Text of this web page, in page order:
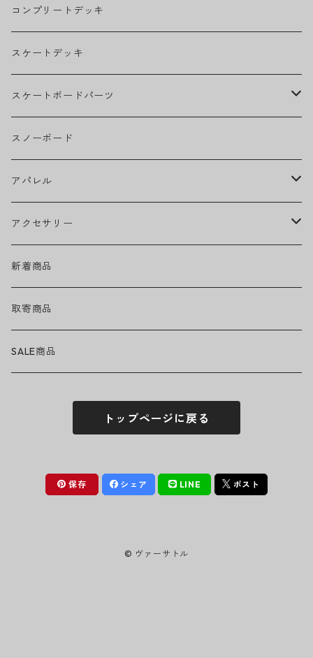
THE BEATLES
BILLIE EILISH
BOB MARLEY
CAMILA CABELLO
Ed Sheeran
EMINEM
GREEN DAY
GUNS N' ROSES
LADY GAGA
MICHAEL JACKSON
MY CHEMICAL ROMANCE
コンプリートデッキ
スケートデッキ
スケートボードパーツ
グリップテープ
ウィール
ベアリング
トラック
ヘルメット・プロテクター
アクセサリー・小物
スノーボード
アパレル
ヘッドウェア
キャップ
ハット
ネックウェア
トップス
Tシャツ・ロングTシャツ
ボトムス
パンツ・ズボン
アクセサリー
ハードグッズ
バッグ・ポーチ
サングラス
フィギュア
新着商品
取寄商品
SALE商品
トップページに戻る
保存 シェア LINE ポスト
© ヴァーサトル